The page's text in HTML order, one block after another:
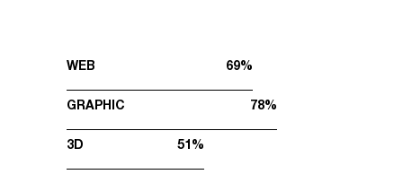
WEB 69
GRAPHIC 78
3D 51